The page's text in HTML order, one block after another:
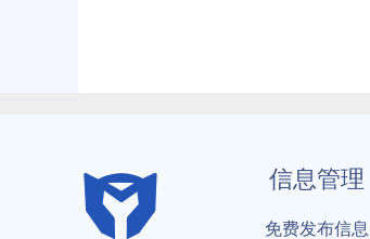
信息管理
免费发布信息